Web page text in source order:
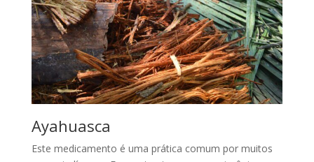
Ayahuasca
Este medicamento é uma prática comum por muitos